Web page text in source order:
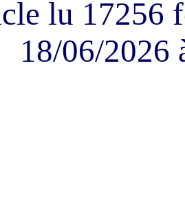
lu 17256
18/06/2026